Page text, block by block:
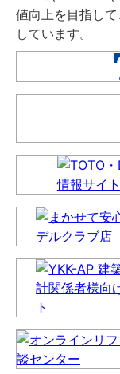
値向上を目指し
しています。